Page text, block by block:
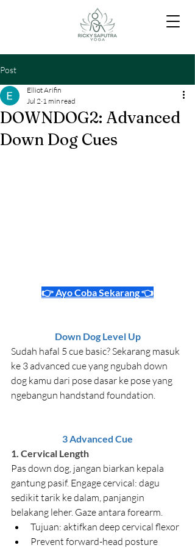
Post
DOWNDOG2: Advanced
Down Dog Cues
Elliot Arifin
Jul 2 1 min read
👉 Ayo Coba Sekarang 👈
Down Dog Level Up
Sudah hafal 5 cue basic? Sekarang masuk
ke 3 advanced cue yang ngubah down
dog kamu dari pose dasar ke pose yang
ngebangun handstand foundation.
3 Advanced Cue
1. Cervical Length
Pas down dog, jangan biarkan kepala
gantung pasif. Engage cervical: dagu
sedikit tarik ke dalam, panjangin
belakang leher. Gaze antara forearm.
Tujuan: aktifkan deep cervical flexor
Prevent forward-head posture